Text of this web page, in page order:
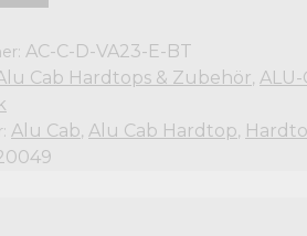
AC-C-D-VA23-E-BT
Cab Hardtops & Zubehör, ALU-
Alu Cab, Alu Cab Hardtop,